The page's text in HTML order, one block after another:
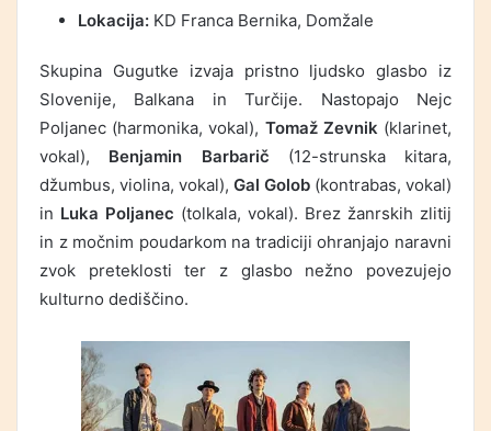
Lokacija: KD Franca Bernika, Domžale
Skupina Gugutke izvaja pristno ljudsko glasbo iz
Slovenije, Balkana in Turčije. Nastopajo Nejc
Poljanec (harmonika, vokal), Tomaž Zevnik(klarinet,
vokal), Benjamin Barbarič (12-strunska kitara,
džumbus, violina, vokal), Gal Golob (kontrabas, vokal)
in Luka Poljanec (tolkala, vokal). Brez žanrskih zlitij
in z močnim poudarkom na tradiciji ohranjajo naravni
zvok preteklosti ter z glasbo nežno povezujejo
kulturno dediščino.